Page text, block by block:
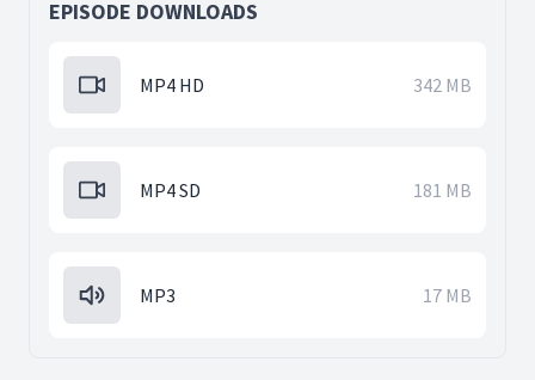
EPISODE DOWNLOADS
MP4 HD 342 MB
MP4 SD 181 MB
MP3 17 MB